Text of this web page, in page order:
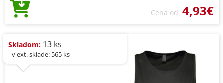
Cena od 4,93€
Skladom: 13 ks
- v ext. sklade: 565 ks